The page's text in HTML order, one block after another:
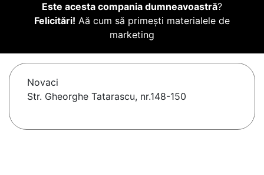
Este acesta compania dumneavoastră?
Felicitări! Aă cum să primești materialele de
marketing
Novaci
Str. Gheorghe Tatarascu, nr.148-150